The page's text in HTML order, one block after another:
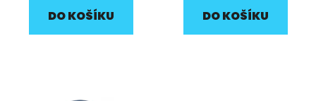
DO KOŠÍKU DO KOŠÍKU